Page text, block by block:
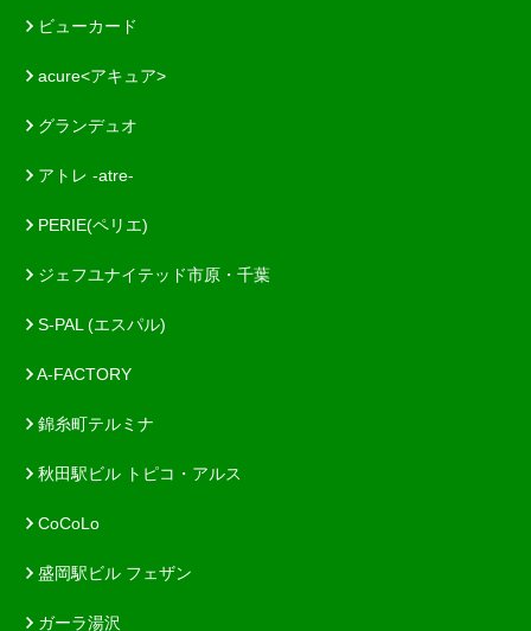
ビューカード
acure<アキュア>
グランデュオ
アトレ -atre-
PERIE(ペリエ)
ジェフユナイテッド市原・千葉
S-PAL (エスパル)
A-FACTORY
錦糸町テルミナ
秋田駅ビル トピコ・アルス
CoCoLo
盛岡駅ビル フェザン
ガーラ湯沢